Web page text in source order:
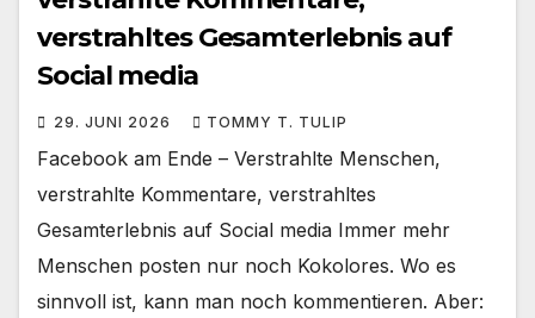
verstrahltes Gesamterlebnis auf
Social media
29. JUNI 2026 TOMMY T. TULIP
Facebook am Ende – Verstrahlte Menschen,
verstrahlte Kommentare, verstrahltes
Gesamterlebnis auf Social media Immer mehr
Menschen posten nur noch Kokolores. Wo es
sinnvoll ist, kann man noch kommentieren. Aber: